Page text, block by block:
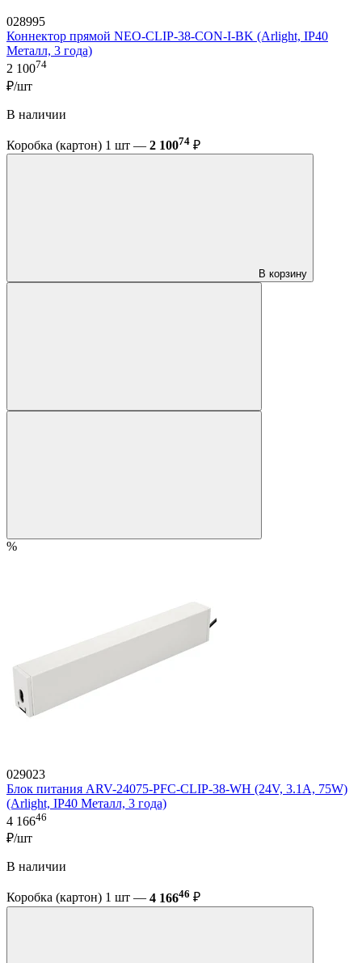
028995
Коннектор прямой NEO-CLIP-38-CON-I-BK (Arlight, IP40
Металл, 3 года)
2 10074
₽/шт
В наличии
Коробка (картон) 1 шт — 2 10074 ₽
В корзину
%
029023
Блок питания ARV-24075-PFC-CLIP-38-WH (24V, 3.1A, 75W)
(Arlight, IP40 Металл, 3 года)
4 16646
₽/шт
В наличии
Коробка (картон) 1 шт — 4 16646 ₽